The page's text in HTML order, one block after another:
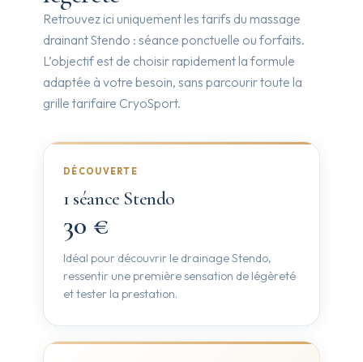
Retrouvez ici uniquement les tarifs du massage
drainant Stendo : séance ponctuelle ou forfaits.
L’objectif est de choisir rapidement la formule
adaptée à votre besoin, sans parcourir toute la
grille tarifaire CryoSport.
DÉCOUVERTE
1 séance Stendo
30 €
Idéal pour découvrir le drainage Stendo,
ressentir une première sensation de légèreté
et tester la prestation.